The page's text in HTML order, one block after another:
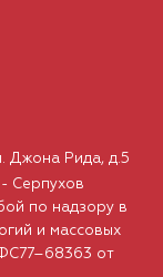
Джона Рида, д.5
Серпухов
по надзору в
и массовых
от